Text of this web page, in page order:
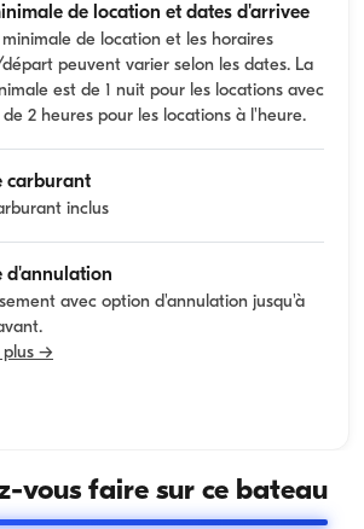
de location et dates d'arrivee
de location et les horaires
peuvent varier selon les dates. La
est de 1 nuit pour les locations avec
2 heures pour les locations à l'heure.
carburant
inclus
d'annulation
avec option d'annulation jusqu'à
plus →
vous faire sur ce bateau